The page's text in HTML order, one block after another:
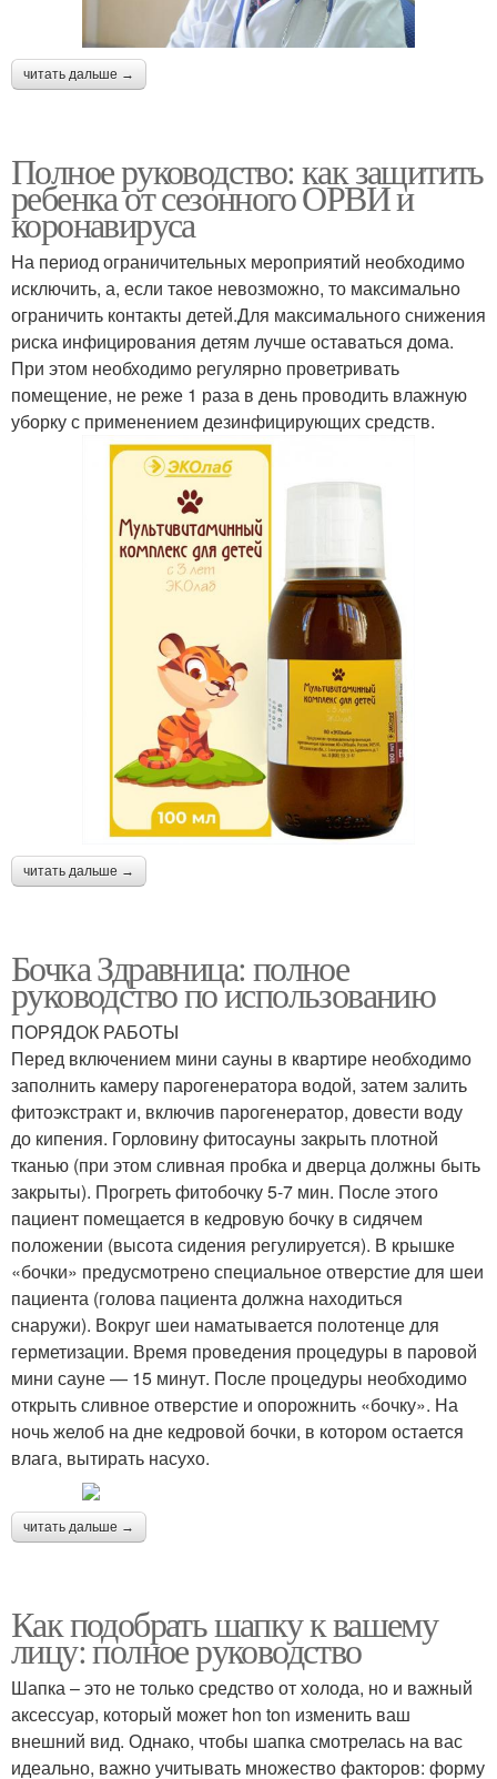
читать дальше →
Полное руководство: как защитить
ребенка от сезонного ОРВИ и
коронавируса
На период ограничительных мероприятий необходимо
исключить, а, если такое невозможно, то максимально
ограничить контакты детей.Для максимального снижения
риска инфицирования детям лучше оставаться дома.
При этом необходимо регулярно проветривать
помещение, не реже 1 раза в день проводить влажную
уборку с применением дезинфицирующих средств.
читать дальше →
Бочка Здравница: полное
руководство по использованию
ПОРЯДОК РАБОТЫ
Перед включением мини сауны в квартире необходимо
заполнить камеру парогенератора водой, затем залить
фитоэкстракт и, включив парогенератор, довести воду
до кипения. Горловину фитосауны закрыть плотной
тканью (при этом сливная пробка и дверца должны быть
закрыты). Прогреть фитобочку 5-7 мин. После этого
пациент помещается в кедровую бочку в сидячем
положении (высота сидения регулируется). В крышке
«бочки» предусмотрено специальное отверстие для шеи
пациента (голова пациента должна находиться
снаружи). Вокруг шеи наматывается полотенце для
герметизации. Время проведения процедуры в паровой
мини сауне — 15 минут. После процедуры необходимо
открыть сливное отверстие и опорожнить «бочку». На
ночь желоб на дне кедровой бочки, в котором остается
влага, вытирать насухо.
читать дальше →
Как подобрать шапку к вашему
лицу: полное руководство
Шапка – это не только средство от холода, но и важный
аксессуар, который может hon ton изменить ваш
внешний вид. Однако, чтобы шапка смотрелась на вас
идеально, важно учитывать множество факторов: форму